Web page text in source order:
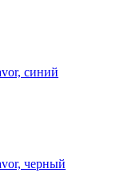
синий
черный